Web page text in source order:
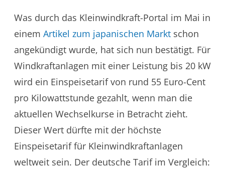
Was durch das Kleinwindkraft-Portal im Mai in
einem Artikel zum japanischen Markt schon
angekündigt wurde, hat sich nun bestätigt. Für
Windkraftanlagen mit einer Leistung bis 20 kW
wird ein Einspeisetarif von rund 55 Euro-Cent
pro Kilowattstunde gezahlt, wenn man die
aktuellen Wechselkurse in Betracht zieht.
Dieser Wert dürfte mit der höchste
Einspeisetarif für Kleinwindkraftanlagen
weltweit sein. Der deutsche Tarif im Vergleich: